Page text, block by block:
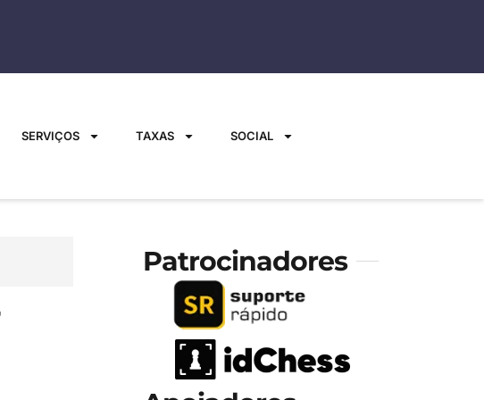
SERVIÇOS TAXAS SOCIAL
Patrocinadores